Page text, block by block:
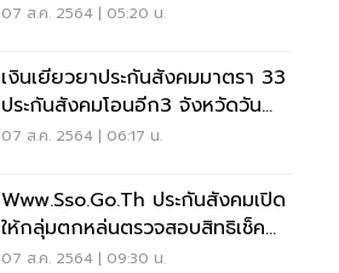
07 ส.ค. 2564 | 05:20 น.
เงินเยียวยาประกันสังคมมาตรา 33
ประกันสังคมโอนอีก3 จังหวัดวัน
ไหนเช็คด่วน
07 ส.ค. 2564 | 06:17 น.
Www.sso.go.th ประกันสังคมเปิด
ให้กลุ่มตกหล่นตรวจสอบสิทธิเช็ค
ด่วน
07 ส.ค. 2564 | 09:30 น.